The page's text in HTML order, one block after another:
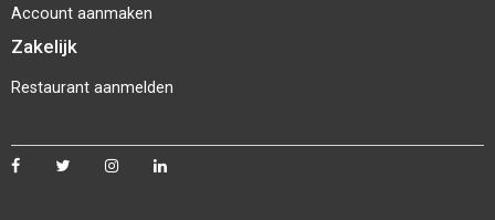
Account aanmaken
Zakelijk
Restaurant aanmelden